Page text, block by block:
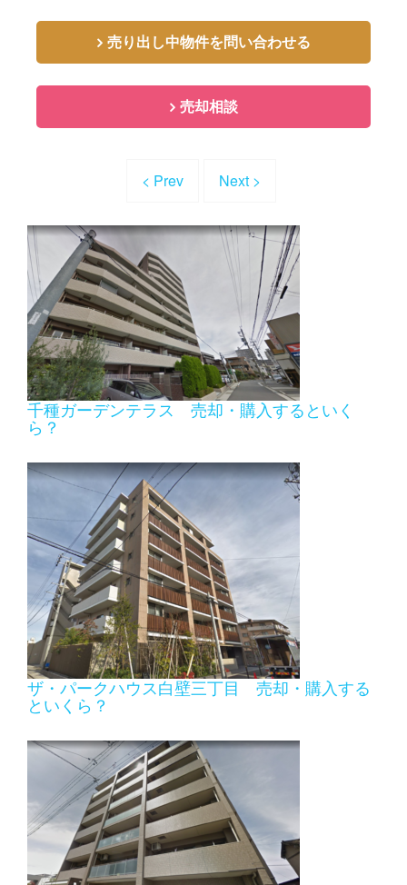
売り出し中物件を問い合わせる
売却相談
< Prev Next >
千種ガーデンテラス 売却・購入するといく
ら？
ザ・パークハウス白壁三丁目 売却・購入する
といくら？